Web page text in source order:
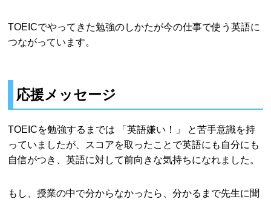
TOEICでやってきた勉強のしかたが今の仕事で使う英語に
つながっています。
応援メッセージ
TOEICを勉強するまでは 「英語嫌い！」 と苦手意識を持
っていましたが、スコアを取ったことで英語にも自分にも
自信がつき、英語に対して前向きな気持ちになれました。
もし、授業の中で分からなかったら、分かるまで先生に聞